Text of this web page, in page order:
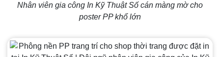
Nhân viên gia công In Kỹ Thuật Số cán màng mờ cho
poster PP khổ lớn